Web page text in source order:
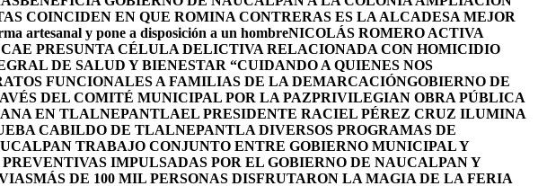
COINCIDEN EN QUE ROMINA CONTRERAS ES LA ALCADESA MEJOR
artesanal y pone a disposición a un hombreNICOLÁS ROMERO ACTIVA
CAE PRESUNTA CÉLULA DELICTIVA RELACIONADA CON HOMICIDIO
DE SALUD Y BIENESTAR “CUIDANDO A QUIENES NOS
FUNCIONALES A FAMILIAS DE LA DEMARCACIÓNGOBIERNO DE
DEL COMITÉ MUNICIPAL POR LA PAZPRIVILEGIAN OBRA PÚBLICA
EN TLALNEPANTLAEL PRESIDENTE RACIEL PÉREZ CRUZ ILUMINA
CABILDO DE TLALNEPANTLA DIVERSOS PROGRAMAS DE
TRABAJO CONJUNTO ENTRE GOBIERNO MUNICIPAL Y
IMPULSADAS POR EL GOBIERNO DE NAUCALPAN Y
MÁS DE 100 MIL PERSONAS DISFRUTARON LA MAGIA DE LA FERIA